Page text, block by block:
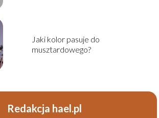
Jaki kolor pasuje do
musztardowego?
Redakcja hael.pl